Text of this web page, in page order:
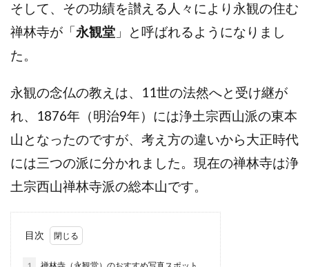
そして、その功績を讃える人々により永観の住む
禅林寺が「永観堂 」と呼ばれるようになりまし
た。
永観の念仏の教えは、11世の法然へと受け継が
れ、1876年（明治9年）には浄土宗西山派の東本
山となったのですが、考え方の違いから大正時代
には三つの派に分かれました。現在の禅林寺は浄
土宗西山禅林寺派の総本山です。
目次